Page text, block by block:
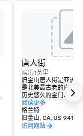
唐人街
娱乐1英里
旧金山唐人街是亚洲
是北美最古老的唐人
历史悠久的金门幸运
是如何制作的。前往
的克莱街的美国华人
社区的历史，或参观
阅读更多
格兰特
旧金山, CA, US 94108
访问网站